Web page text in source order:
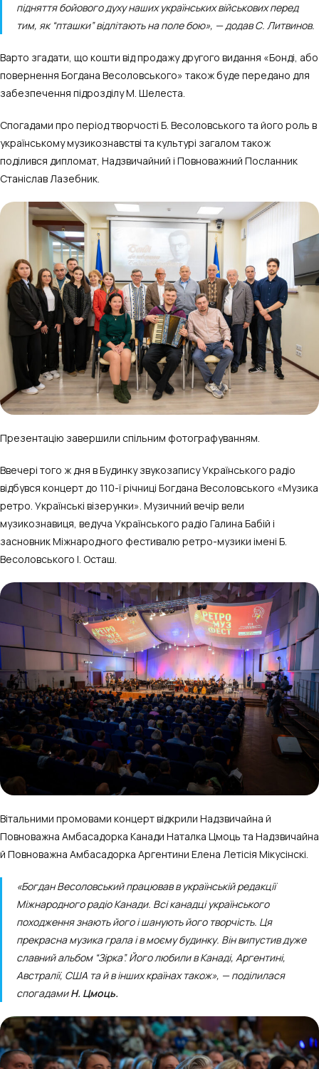
підняття бойового духу наших українських військових перед
тим, як “пташки” відлітають на поле бою», — додав С. Литвинов.
Варто згадати, що кошти від продажу другого видання «Бонді, або
повернення Богдана Весоловського» також буде передано для
забезпечення підрозділу М. Шелеста.
Спогадами про період творчості Б. Весоловського та його роль в
українському музикознавстві та культурі загалом також
поділився дипломат, Надзвичайний і Повноважний Посланник
Станіслав Лазебник.
Презентацію завершили спільним фотографуванням.
Ввечері того ж дня в Будинку звукозапису Українського радіо
відбувся концерт до 110-ї річниці Богдана Весоловського «Музика
ретро. Українські візерунки». Музичний вечір вели
музикознавиця, ведуча Українського радіо Галина Бабій і
засновник Міжнародного фестивалю ретро-музики імені Б.
Весоловського І. Осташ.
Вітальними промовами концерт відкрили Надзвичайна й
Повноважна Амбасадорка Канади Наталка Цмоць та Надзвичайна
й Повноважна Амбасадорка Аргентини Елена Летісія Мікусінскі.
«Богдан Весоловський працював в українській редакції
Міжнародного радіо Канади. Всі канадці українського
походження знають його і шанують його творчість. Ця
прекрасна музика грала і в моєму будинку. Він випустив дуже
славний альбом “Зірка”. Його любили в Канаді, Аргентині,
Австралії, США та й в інших країнах також», — поділилася
спогадамиН. Цмоць.